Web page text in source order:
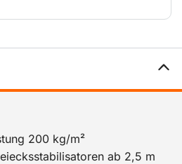
für verschiedene
200 kg/m²
ab 2,5 m